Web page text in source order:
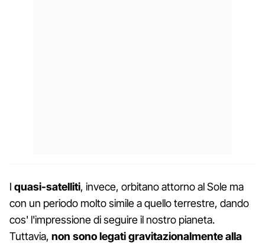
I quasi-satelliti, invece, orbitano attorno al Sole ma
con un periodo molto simile a quello terrestre, dando
cos' l'impressione di seguire il nostro pianeta.
Tuttavia, non sono legati gravitazionalmente alla